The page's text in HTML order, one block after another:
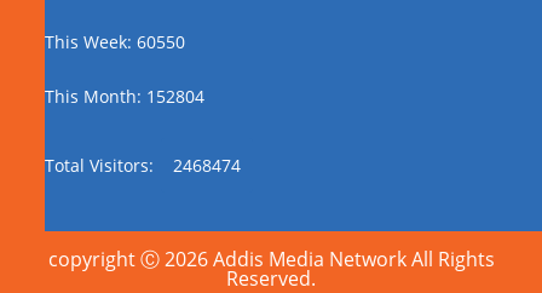
This Week: 60550
This Month: 152804
Total Visitors: 2468474
copyright Ⓒ 2026 Addis Media Network All Rights
Reserved.